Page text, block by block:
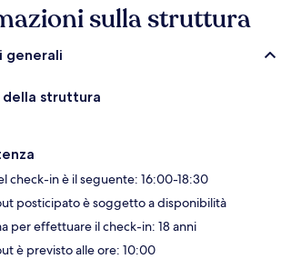
sulla struttura
generali
della struttura
check-in è il seguente: 16:00-18:30
posticipato è soggetto a disponibilità
per effettuare il check-in: 18 anni
è previsto alle ore: 10:00